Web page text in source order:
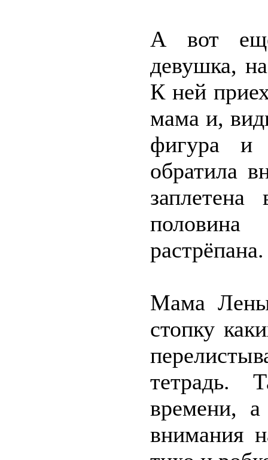
А вот
девушка,
К ней
мама и,
фигура и
обратила
растрёпана.
Мама
стопку
тетрадь.
времени,
внимания